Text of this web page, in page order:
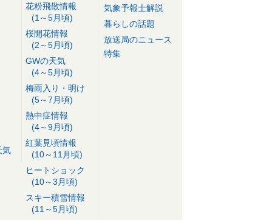
気
花粉飛散情報
(1～5月頃)
桜開花情報
(2～5月頃)
GWの天気
(4～5月頃)
梅雨入り・明け
(5～7月頃)
熱中症情報
(4～9月頃)
紅葉見頃情報
(10～11月頃)
ヒートショック
(10～3月頃)
スキー積雪情報
(11～5月頃)
気象予報士解説
暮らしの話題
放送局のニュース
特集